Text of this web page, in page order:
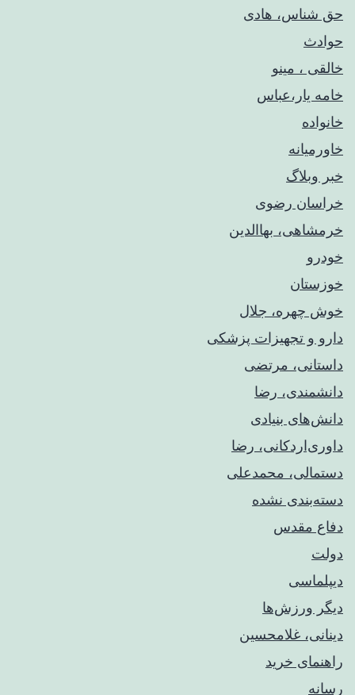
حق شناس، هادی
حوادث
خالقی ، مینو
خامه یار،عباس
خانواده
خاورمیانه
خبر وبلاگ
خراسان رضوی
خرمشاهی، بهاالدین
خودرو
خوزستان
خوش چهره، جلال
دارو و تجهیزات پزشکی
داستانی، مرتضی
دانشمندی، رضا
دانش‌های بنیادی
داوری‌اردکانی، رضا
دستمالی، محمدعلی
دسته‌بندی نشده
دفاع مقدس
دولت
دیپلماسی
دیگر ورزش‌ها
دینانی، غلامحسین
راهنمای خريد
رسانه